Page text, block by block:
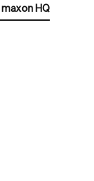
maxon HQ